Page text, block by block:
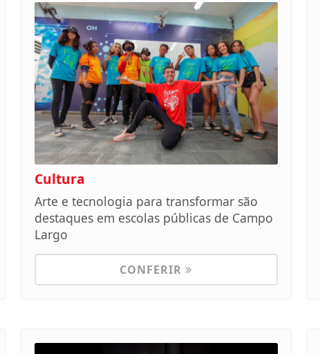
Cultura
Arte e tecnologia para transformar são
destaques em escolas públicas de Campo
Largo
CONFERIR